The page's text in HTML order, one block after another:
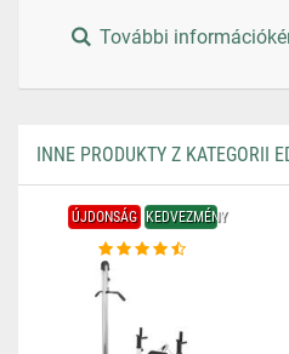
További
INNE PRODUKTY Z KATEGORII
ÚJDONSÁG KEDVEZMÉNY